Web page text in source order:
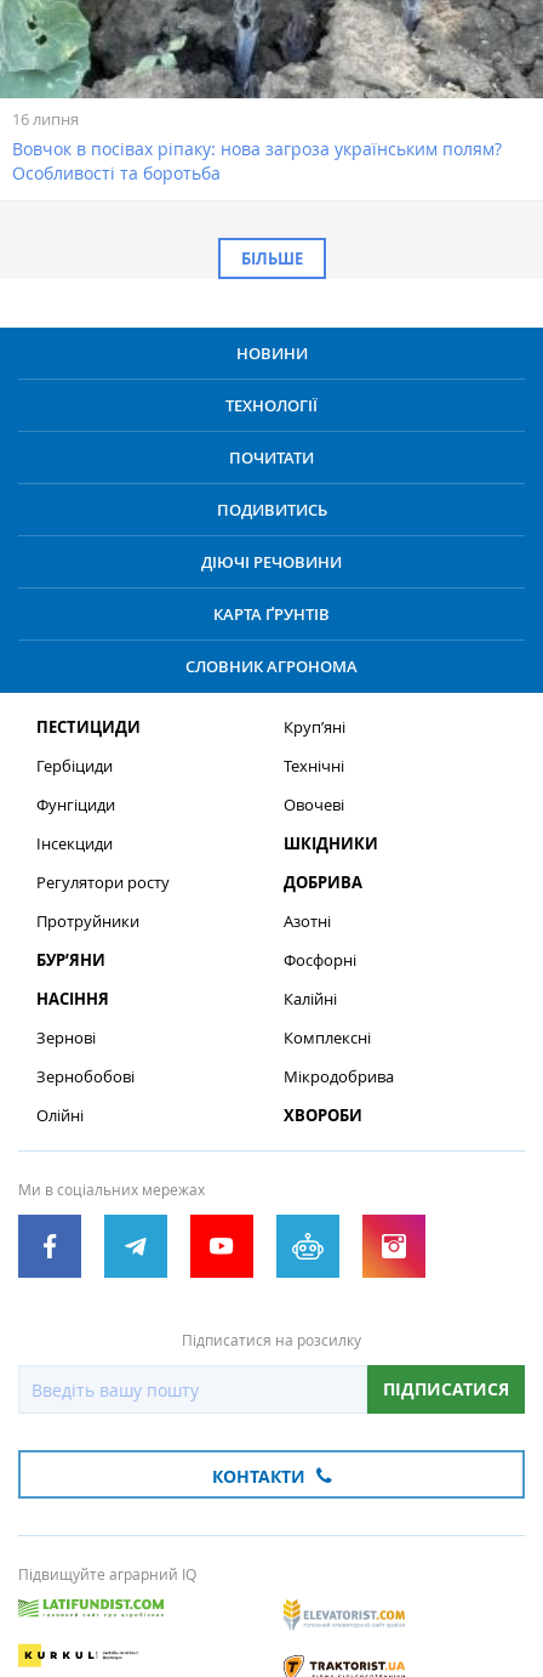
16 липня
Вовчок в посівах ріпаку: нова загроза українським полям?
Особливості та боротьба
БІЛЬШЕ
НОВИНИ
ТЕХНОЛОГІЇ
ПОЧИТАТИ
ПОДИВИТИСЬ
ДІЮЧІ РЕЧОВИНИ
КАРТА ҐРУНТІВ
СЛОВНИК АГРОНОМА
ПЕСТИЦИДИ
Гербіциди
Фунгіциди
Інсекциди
Регулятори росту
Протруйники
БУР’ЯНИ
НАСІННЯ
Зернові
Зернобобові
Олійні
Круп’яні
Технічні
Овочеві
ШКІДНИКИ
ДОБРИВА
Азотні
Фосфорні
Калійні
Комплексні
Мікродобрива
ХВОРОБИ
Ми в соціальних мережах
Підписатися на розсилку
ПІДПИСАТИСЯ
КОНТАКТИ
Підвищуйте аграрний IQ